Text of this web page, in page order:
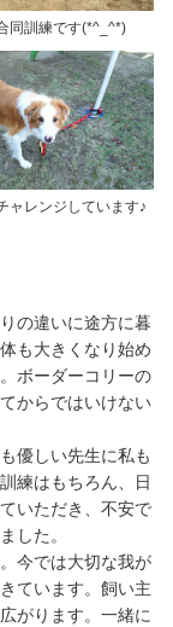
同訓練です(*^_^*)
ャレンジしています♪
の違いに途方に暮
も大きくなり始め
ボーダーコリーの
からではいけない
優しい先生に私も
練はもちろん、日
いただき、不安で
した。
今では大切な我が
ています。飼い主
がります。一緒に